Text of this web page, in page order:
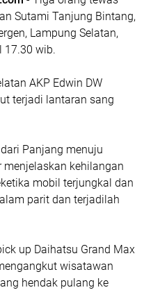
Sutami Tanjung Bintang,
Lampung Selatan,
17.30 wib.
AKP Edwin DW
terjadi lantaran sang
Panjang menuju
kehilangan
mobil terjungkal dan
parit dan terjadilah
up Daihatsu Grand Max
wisatawan
hendak pulang ke